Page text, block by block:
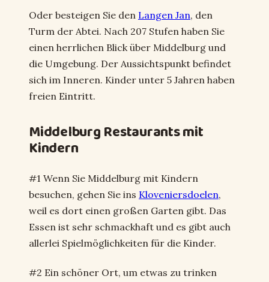
Oder besteigen Sie den Langen Jan, den
Turm der Abtei. Nach 207 Stufen haben Sie
einen herrlichen Blick über Middelburg und
die Umgebung. Der Aussichtspunkt befindet
sich im Inneren. Kinder unter 5 Jahren haben
freien Eintritt.
Middelburg Restaurants mit
Kindern
#1 Wenn Sie Middelburg mit Kindern
besuchen, gehen Sie ins Kloveniersdoelen,
weil es dort einen großen Garten gibt. Das
Essen ist sehr schmackhaft und es gibt auch
allerlei Spielmöglichkeiten für die Kinder.
#2 Ein schöner Ort, um etwas zu trinken